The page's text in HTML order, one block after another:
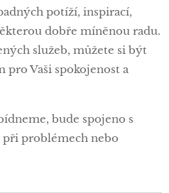
potíží, inspirací,
dobře míněnou radu.
služeb, můžete si být
pro Vaši spokojenost a
bude spojeno s
problémech nebo